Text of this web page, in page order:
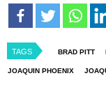
TAGS BRAD PITT
JOAQUIN PHOENIX